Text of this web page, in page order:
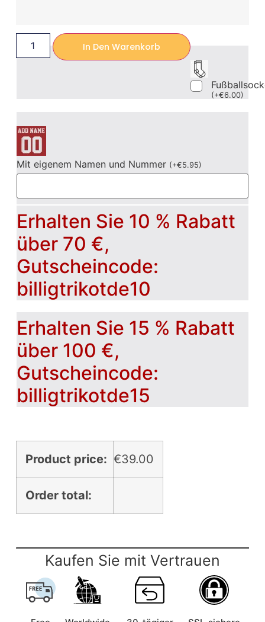
In Den Warenkorb
(+€6.00)
Mit eigenem Namen und Nummer (+€5.95)
Erhalten Sie 10 % Rabatt
über 70 €,
Gutscheincode:
billigtrikotde10
Erhalten Sie 15 % Rabatt
über 100 €,
Gutscheincode:
billigtrikotde15
Product price: €39.00
Order total:
Kaufen Sie mit Vertrauen